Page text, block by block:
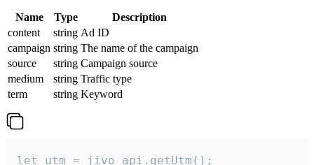
Name Type
Description
content
string Ad ID
campaign string The name of the campaign
source
string Campaign source
medium
string Traffic type
term
string Keyword
let utm = jivo_api.getUtm();